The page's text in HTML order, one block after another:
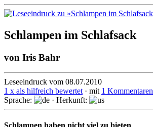
Schlampen im Schlafsack
von Iris Bahr
Leseeindruck vom 08.07.2010
1 x als hilfreich bewertet · mit 1 Kommentaren
Sprache:
· Herkunft:
Schlampen haben nicht viel zu bieten